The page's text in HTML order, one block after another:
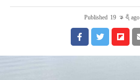
Published 19 နာရီ ago